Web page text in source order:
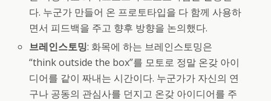
다. 누군가 만들어 온 프로토타입을 다 함께 사용하
면서 피드백을 주고 향후 방향을 논의했다.
브레인스토밍: 화목에 하는 브레인스토밍은
“think outside the box”를 모토로 정말 온갖 아이
디어를 같이 짜내는 시간이다. 누군가가 자신의 연
구나 공동의 관심사를 던지고 온갖 아이디어를 주